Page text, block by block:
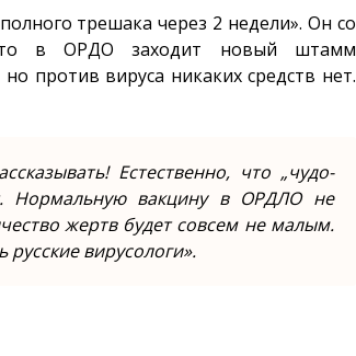
трешака через 2 недели». Он со
в ОРДО заходит новый штамм
против вируса никаких средств нет.
Естественно, что „чудо-
Нормальную вакцину в ОРДЛО не
жертв будет совсем не малым.
вирусологи».